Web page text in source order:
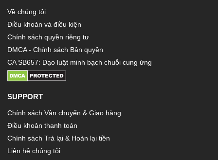
Về chúng tôi
Điều khoản và điều kiện
Chính sách quyền riêng tư
DMCA - Chính sách Bản quyền
CA SB657: Đạo luật minh bạch chuỗi cung ứng
SUPPORT
Chính sách Vận chuyển & Giao hàng
Điều khoản thanh toán
Chính sách Trả lại & Hoàn lại tiền
Liên hệ chúng tôi